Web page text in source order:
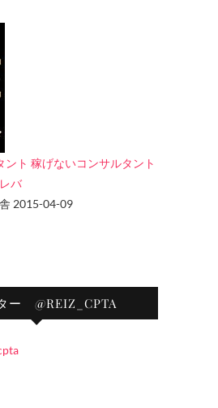
ント 稼げないコンサルタント
バ
2015-04-09
ー @REIZ_CPTA